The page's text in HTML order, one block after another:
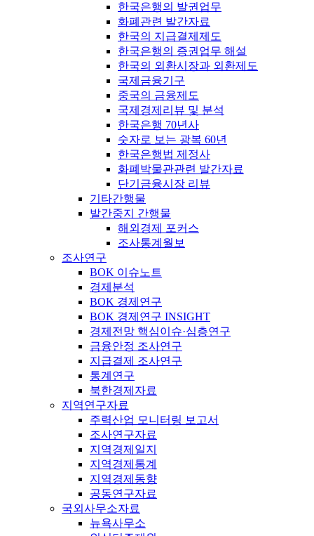
한국은행의 발권업무
화폐관련 발간자료
한국의 지급결제제도
한국은행의 증권업무 해설
한국의 외환시장과 외환제도
국제금융기구
중국의 금융제도
국제경제리뷰 및 분석
한국은행 70년사
숫자로 보는 광복 60년
한국은행법 제정사
화폐박물관관련 발간자료
단기금융시장 리뷰
기타간행물
발간중지 간행물
해외경제 포커스
조사통계월보
조사연구
BOK 이슈노트
경제분석
BOK 경제연구
BOK 경제연구 INSIGHT
경제전망 핵심이슈·심층연구
금융안정 조사연구
지급결제 조사연구
통계연구
북한경제자료
지역연구자료
주력산업 모니터링 보고서
조사연구자료
지역경제일지
지역경제통계
지역경제동향
공동연구자료
국외사무소자료
뉴욕사무소